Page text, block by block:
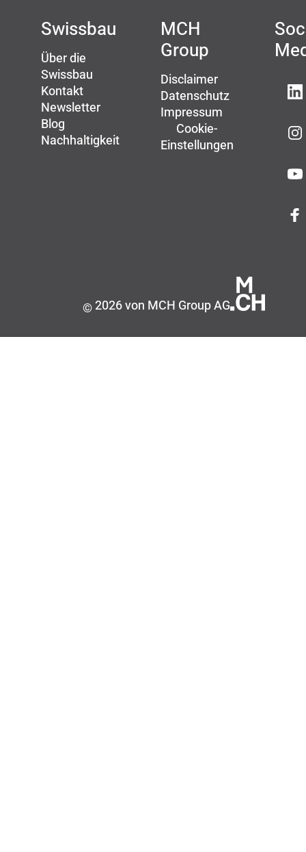
Swissbau
Über die
Swissbau
Kontakt
Newsletter
Blog
Nachhaltigkeit
MCH
Group
Disclaimer
Datenschutz
Impressum
Cookie-
Einstellungen
©2026 von MCH Group AG